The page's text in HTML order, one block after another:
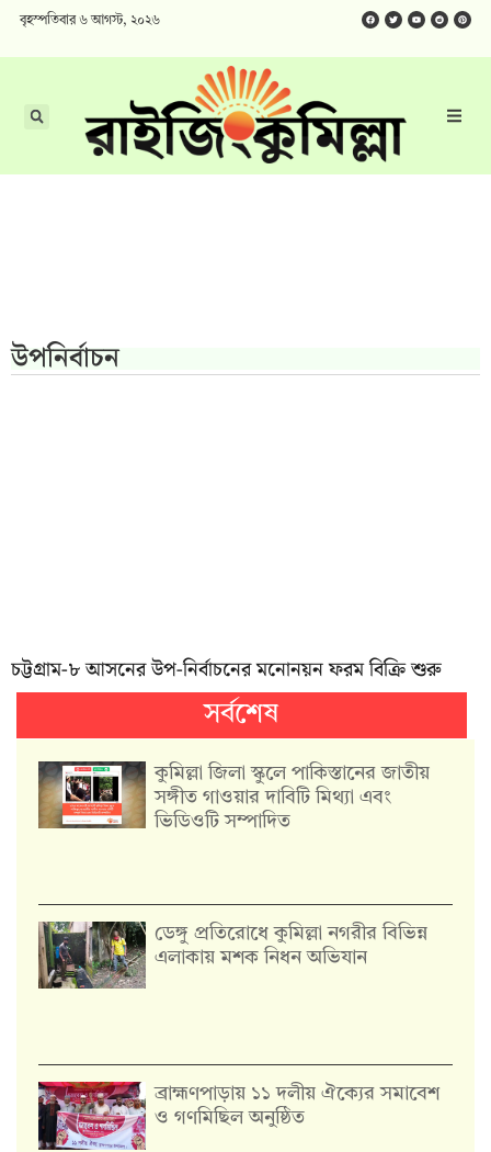
বৃহস্পতিবার ৬ আগস্ট, ২০২৬
উপনির্বাচন
চট্টগ্রাম-৮ আসনের উপ-নির্বাচনের মনোনয়ন ফরম বিক্রি শুরু
সর্বশেষ
কুমিল্লা জিলা স্কুলে পাকিস্তানের জাতীয়
সঙ্গীত গাওয়ার দাবিটি মিথ্যা এবং
ভিডিওটি সম্পাদিত
ডেঙ্গু প্রতিরোধে কুমিল্লা নগরীর বিভিন্ন
এলাকায় মশক নিধন অভিযান
‎ব্রাহ্মণপাড়ায় ১১ দলীয় ঐক্যের সমাবেশ
ও গণমিছিল অনুষ্ঠিত